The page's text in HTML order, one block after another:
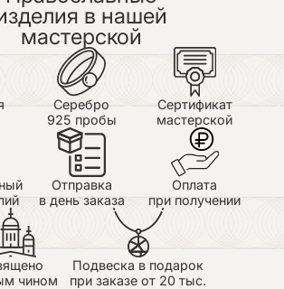
от этого она стала еще
Обязательно немного позже
покупки еще изделий. Огромное
в нашей
мастерской
Серебро
925 пробы
Сертификат
мастерской
Отправка
в день заказа
Оплата
при получении
чином
Подвеска в подарок
при заказе от 20 тыс.